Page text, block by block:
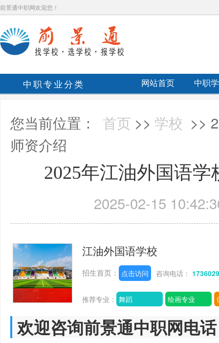
前景通中职网欢迎您！
中职专业分类 网站首页 中职
您当前位置： 首页 >> 学校 >>
师资介绍
2025年江油外国语
2025-02-15
江油外国语学校
招生首页： 点击访问 咨询电话：
推荐专业： 舞蹈 绘画专业
欢迎咨询前景通中职网电